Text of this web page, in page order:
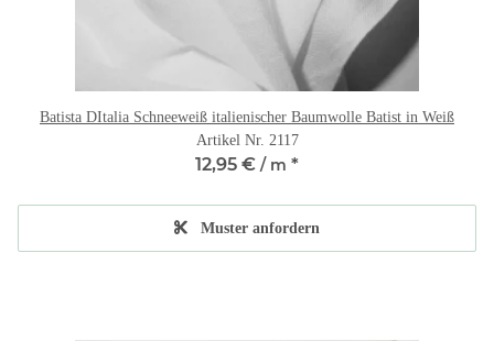
Batista DItalia Schneeweiß italienischer Baumwolle Batist in Weiß
Artikel Nr. 2117
12,95 € / m *
Muster anfordern